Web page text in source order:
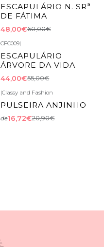
ESCAPULÁRIO N. SRª
DE FÁTIMA
48,00€60,00€
CFC009|
ESCAPULÁRIO
ÁRVORE DA VIDA
44,00€55,00€
|Classy and Fashion
PULSEIRA ANJINHO
de16,72€20,90€